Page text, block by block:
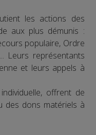
les actions des
aux plus démunis :
populaire, Ordre
Leurs représentants
et leurs appels à
offrent de
des dons matériels à